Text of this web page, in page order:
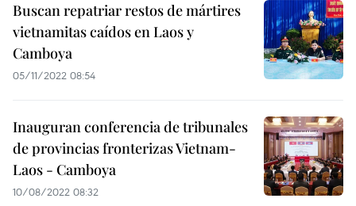
Buscan repatriar restos de mártires
vietnamitas caídos en Laos y
Camboya
05/11/2022 08:54
Inauguran conferencia de tribunales
de provincias fronterizas Vietnam-
Laos - Camboya
10/08/2022 08:32